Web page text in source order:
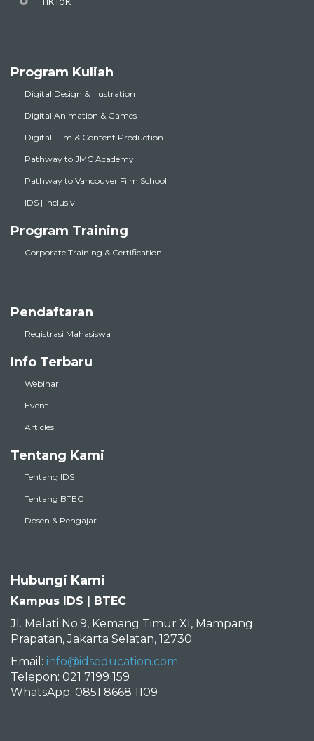
Program Kuliah
Digital Design & Illustration
Digital Animation & Games
Digital Film & Content Production
Pathway to JMC Academy
Pathway to Vancouver Film School
IDS | inclusiv
Program Training
Corporate Training & Certification
Pendaftaran
Registrasi Mahasiswa
Info Terbaru
Webinar
Event
Articles
Tentang Kami
Tentang IDS
Tentang BTEC
Dosen & Pengajar
Hubungi Kami
Kampus IDS | BTEC
Jl. Melati No.9, Kemang Timur XI, Mampang
Prapatan, Jakarta Selatan, 12730
Email: info@idseducation.com
Telepon: 021 7199 159
WhatsApp: 0851 8668 1109